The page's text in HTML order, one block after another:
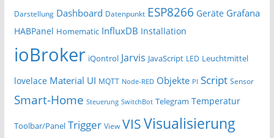
Darstellung Dashboard Datenpunkt ESP8266 Geräte Grafana
HABPanel Homematic InfluxDB Installation
ioBroker iQontrol Jarvis JavaScript LED Leuchtmittel
lovelace Material UI MQTT Node-RED Objekte PI Script Sensor
Smart-Home Steuerung SwitchBot Telegram Temperatur
Toolbar/Panel Trigger View VISVisualisierung